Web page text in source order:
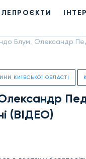
Блум, Олександр
КИЇВСЬКОЇ ОБЛАСТІ
(ВІДЕО)